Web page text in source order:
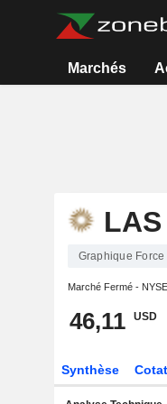
Marchés
LAS
Graphique
Marché Fermé - NYSE
46,11 USD
Synthèse